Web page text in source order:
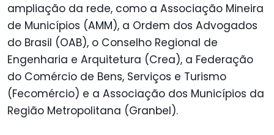
ampliação da rede, como a Associação Mineira
de Municípios (AMM), a Ordem dos Advogados
do Brasil (OAB), o Conselho Regional de
Engenharia e Arquitetura (Crea), a Federação
do Comércio de Bens, Serviços e Turismo
(Fecomércio) e a Associação dos Municípios da
Região Metropolitana (Granbel).